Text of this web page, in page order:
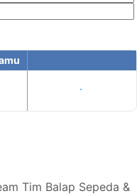
Tampilkan harga
Tim Balap Sepeda &